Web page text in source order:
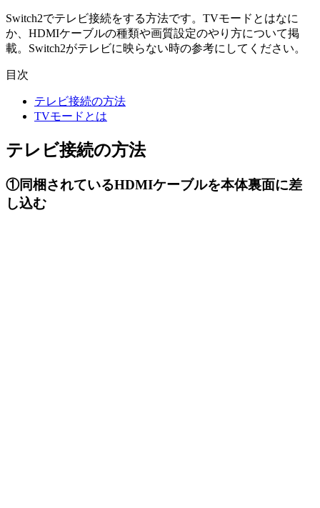
Switch2でテレビ接続をする方法です。TVモードとはなに
か、HDMIケーブルの種類や画質設定のやり方について掲
載。Switch2がテレビに映らない時の参考にしてください。
目次
テレビ接続の方法
TVモードとは
テレビ接続の方法
①同梱されているHDMIケーブルを本体裏面に差
し込む